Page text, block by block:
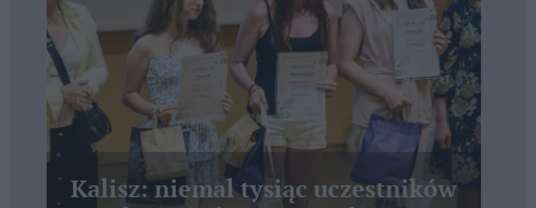
Kalisz: niemal tysiąc uczestników